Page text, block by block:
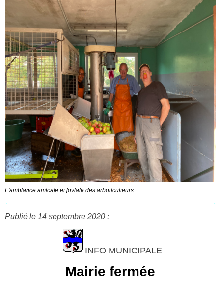
L'ambiance amicale et joviale des arboriculteurs.
Publié le 14 septembre 2020 :
INFO MUNICIPALE
Mairie fermée